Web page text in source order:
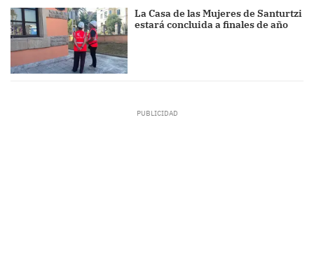
La Casa de las Mujeres de Santurtzi
estará concluida a finales de año